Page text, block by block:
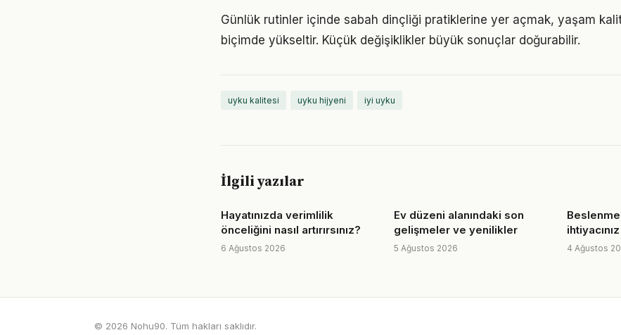
Günlük rutinler içinde sabah dinçliği pratiklerine yer açmak, yaşam
biçimde yükseltir. Küçük değişiklikler büyük sonuçlar doğurabilir.
uyku kalitesi uyku hijyeni iyi uyku
İlgili yazılar
Hayatınızda verimlilik
önceliğini nasıl artırırsınız?
6 Ağustos 2026
Ev düzeni alanındaki son
gelişmeler ve yenilikler
5 Ağustos 2026 4 Ağustos
© 2026 Nohu90. Tüm hakları saklıdır.